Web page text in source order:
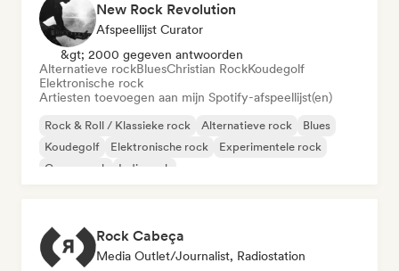
New Rock Revolution
Afspeellijst Curator
&gt; 2000 gegeven antwoorden
Alternatieve rockBluesChristian RockKoudegolf
Elektronische rock
Artiesten toevoegen aan mijn Spotify-afspeellijst(en)
Rock & Roll / Klassieke rock Alternatieve rock
Blues
Koudegolf
Elektronische rock
Experimentele rock
Garagerock
Indie rock
Rock Cabeça
Media Outlet/Journalist, Radiostation